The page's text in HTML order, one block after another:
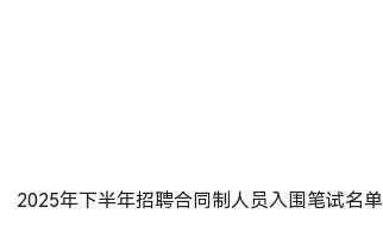
2025年下半年招聘合同制人员入围笔试名单